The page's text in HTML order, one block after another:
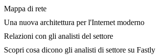
Mappa di rete
Una nuova architettura per l'Internet moderno
Relazioni con gli analisti del settore
Scopri cosa dicono gli analisti di settore su Fastly